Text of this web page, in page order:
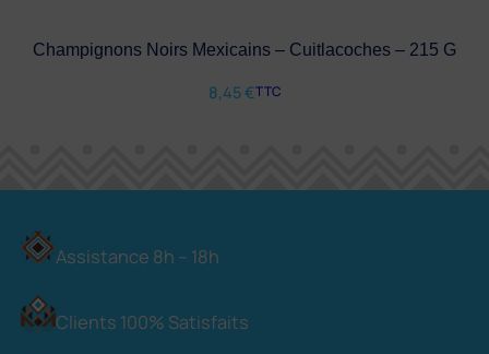
Champignons Noirs Mexicains – Cuitlacoches – 215 G
8,45€TTC
Assistance 8h – 18h
Clients 100% Satisfaits